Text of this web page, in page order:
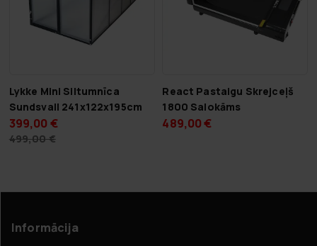
Lykke Mini Siltumnīca
Sundsvall 241x122x195cm
399,00 €
499,00 €
React Pastaigu Skrejceļš
1800 Salokāms
489,00 €
Informācija